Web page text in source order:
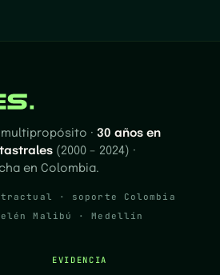
· 30 años en
(2000 – 2024) ·
en Colombia.
· soporte Colombia
Malibú · Medellín
EVIDENCIA